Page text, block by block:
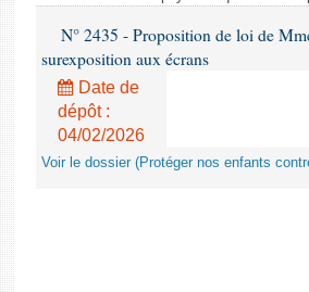
N° 2435 - Proposition de loi de
surexposition aux écrans
Date de
dépôt :
04/02/2026
Voir le dossier (Protéger nos enfants